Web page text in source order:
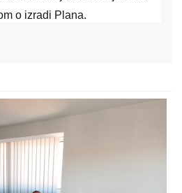
o izradi Plana.